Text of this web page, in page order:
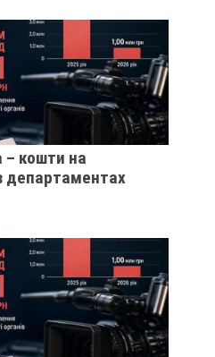
– кошти на
департаментах